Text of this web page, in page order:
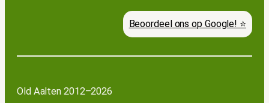
Beoordeel ons op Google! ⭐
Old Aalten 2012–2026